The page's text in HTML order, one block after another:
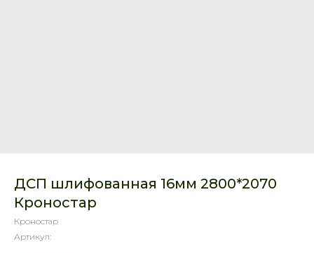
ДСП шлифованная 16мм 2800*2070
Кроностар
Кроностар
Артикул: